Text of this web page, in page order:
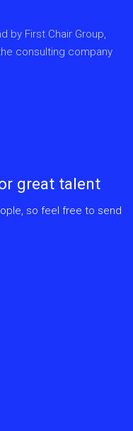
by First Chair Group,
consulting company
great talent
so feel free to send